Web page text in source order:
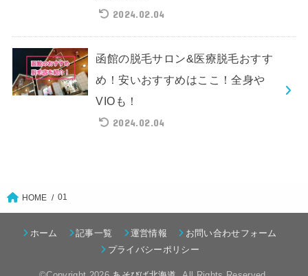
2024.02.04
函館の脱毛サロン&医療脱毛おすす
め！安いおすすめはここ！全身や
VIOも！
2024.02.04
HOME 01
ホーム 記事一覧 運営情報
お問い合わせフォーム
プライバシーポリシー